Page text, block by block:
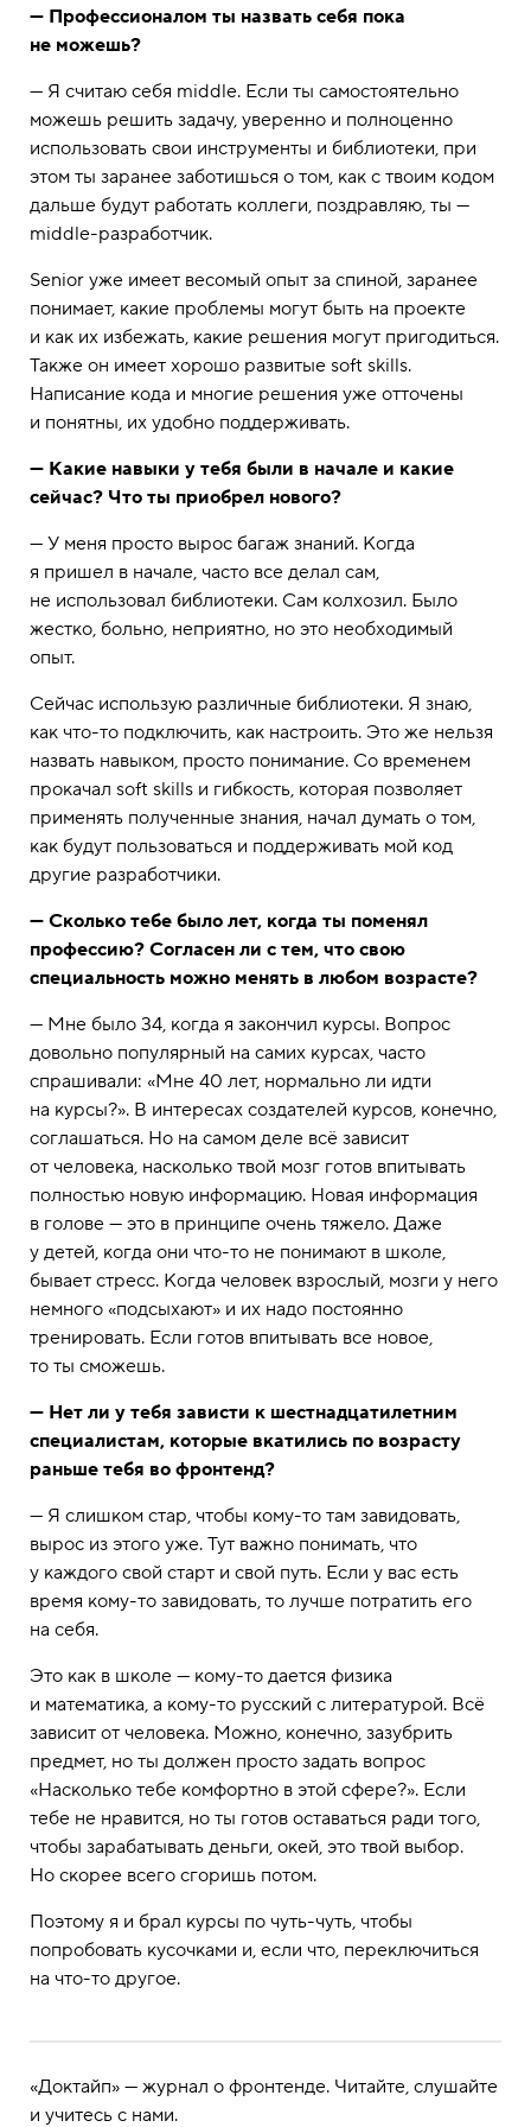
— Профессионалом ты назвать себя пока
не можешь?
— Я считаю себя middle. Если ты самостоятельно
можешь решить задачу, уверенно и полноценно
использовать свои инструменты и библиотеки, при
этом ты заранее заботишься о том, как с твоим кодом
дальше будут работать коллеги, поздравляю, ты —
middle-разработчик.
Senior уже имеет весомый опыт за спиной, заранее
понимает, какие проблемы могут быть на проекте
и как их избежать, какие решения могут пригодиться.
Также он имеет хорошо развитые soft skills.
Написание кода и многие решения уже отточены
и понятны, их удобно поддерживать.
— Какие навыки у тебя были в начале и какие
сейчас? Что ты приобрел нового?
— У меня просто вырос багаж знаний. Когда
я пришел в начале, часто все делал сам,
не использовал библиотеки. Сам колхозил. Было
жестко, больно, неприятно, но это необходимый
опыт.
Сейчас использую различные библиотеки. Я знаю,
как что-то подключить, как настроить. Это же нельзя
назвать навыком, просто понимание. Со временем
прокачал soft skills и гибкость, которая позволяет
применять полученные знания, начал думать о том,
как будут пользоваться и поддерживать мой код
другие разработчики.
— Сколько тебе было лет, когда ты поменял
профессию? Согласен ли с тем, что свою
специальность можно менять в любом возрасте?
— Мне было 34, когда я закончил курсы. Вопрос
довольно популярный на самих курсах, часто
спрашивали: «Мне 40 лет, нормально ли идти
на курсы?». В интересах создателей курсов, конечно,
соглашаться. Но на самом деле всё зависит
от человека, насколько твой мозг готов впитывать
полностью новую информацию. Новая информация
в голове — это в принципе очень тяжело. Даже
у детей, когда они что-то не понимают в школе,
бывает стресс. Когда человек взрослый, мозги у него
немного «подсыхают» и их надо постоянно
тренировать. Если готов впитывать все новое,
то ты сможешь.
— Нет ли у тебя зависти к шестнадцатилетним
специалистам, которые вкатились по возрасту
раньше тебя во фронтенд?
— Я слишком стар, чтобы кому-то там завидовать,
вырос из этого уже. Тут важно понимать, что
у каждого свой старт и свой путь. Если у вас есть
время кому-то завидовать, то лучше потратить его
на себя.
Это как в школе — кому-то дается физика
и математика, а кому-то русский с литературой. Всё
зависит от человека. Можно, конечно, зазубрить
предмет, но ты должен просто задать вопрос
«Насколько тебе комфортно в этой сфере?». Если
тебе не нравится, но ты готов оставаться ради того,
чтобы зарабатывать деньги, окей, это твой выбор.
Но скорее всего сгоришь потом.
Поэтому я и брал курсы по чуть-чуть, чтобы
попробовать кусочками и, если что, переключиться
на что-то другое.
«Доктайп» — журнал о фронтенде. Читайте, слушайте
и учитесь с нами.